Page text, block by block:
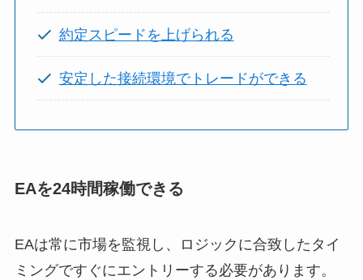
約定スピードを上げられる
安定した接続環境でトレードができる
EAを24時間稼働できる
EAは常に市場を監視し、ロジックに合致したタイ
ミングですぐにエントリーする必要があります。